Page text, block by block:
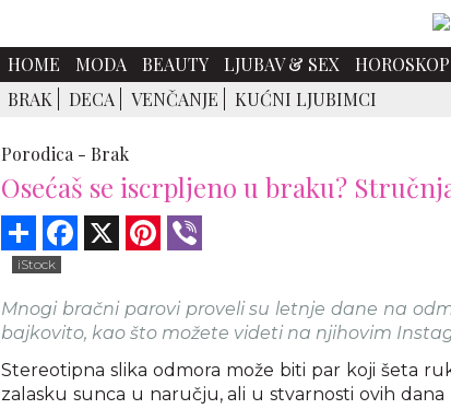
HOME MODA BEAUTY LJUBAV & SEX HOROSKOP
BRAK
DECA VENČANJE KUĆNI LJUBIMCI
Porodica - Brak
Osećaš se iscrpljeno u braku?
Share Facebook Pinterest
iStock
Mnogi bračni parovi proveli su letnje dane na
bajkovito, kao što možete videti na njihovim
Stereotipna slika odmora može biti par koji šeta
zalasku sunca u naručju, ali u stvarnosti ovih